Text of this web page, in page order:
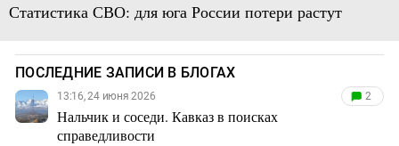
Статистика СВО: для юга России потери растут
ПОСЛЕДНИЕ ЗАПИСИ В БЛОГАХ
13:16, 24 июня 2026
Нальчик и соседи. Кавказ в поисках
справедливости
2